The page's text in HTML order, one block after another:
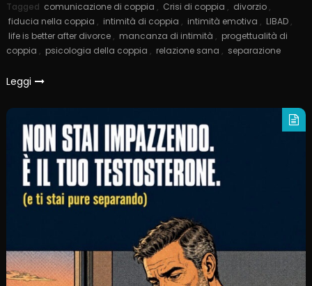
Tagged comunicazione di coppia , Crisi di coppia , divorzio ,
fiducia nella coppia , intimità di coppia , intimità emotiva , LIBAD ,
life is better after divorce , mancanza di intimità , progettualità di
coppia , psicologia della coppia , relazione sana , separazione
Leggi